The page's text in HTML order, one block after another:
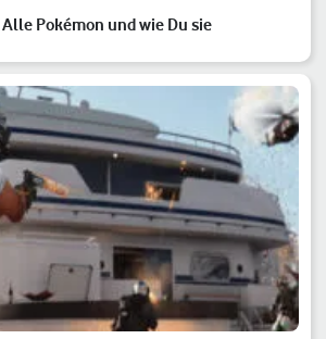
Pokémon und wie Du sie